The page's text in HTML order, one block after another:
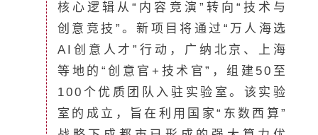
核心逻辑从“内容竞演”转向“技术与
创意竞技”。新项目将通过“万人海选
AI创意人才”行动，广纳北京、上海
等地的“创意官+技术官”，组建50至
100个优质团队入驻实验室。该实验
室的成立，旨在利用国家“东数西算”